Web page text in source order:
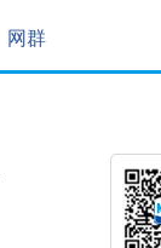
网群